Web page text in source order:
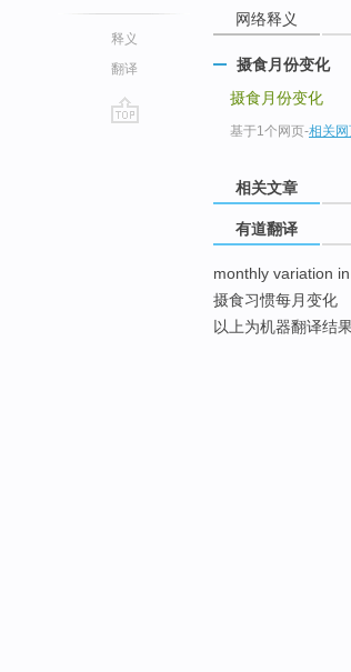
释义
翻译
网络释义
摄食月份变化
摄食月份变化
基于1个网页-相关
相关文章
有道翻译
monthly variation
摄食习惯每月变化
以上为机器翻译结